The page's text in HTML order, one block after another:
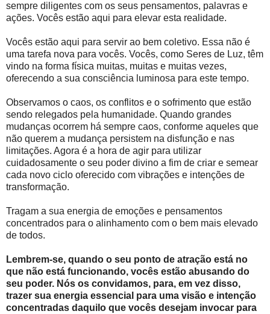
sempre diligentes com os seus pensamentos, palavras e
ações. Vocês estão aqui para elevar esta realidade.
Vocês estão aqui para servir ao bem coletivo. Essa não é
uma tarefa nova para vocês. Vocês, como Seres de Luz, têm
vindo na forma física muitas, muitas e muitas vezes,
oferecendo a sua consciência luminosa para este tempo.
Observamos o caos, os conflitos e o sofrimento que estão
sendo relegados pela humanidade. Quando grandes
mudanças ocorrem há sempre caos, conforme aqueles que
não querem a mudança persistem na disfunção e nas
limitações. Agora é a hora de agir para utilizar
cuidadosamente o seu poder divino a fim de criar e semear
cada novo ciclo oferecido com vibrações e intenções de
transformação.
Tragam a sua energia de emoções e pensamentos
concentrados para o alinhamento com o bem mais elevado
de todos.
Lembrem-se, quando o seu ponto de atração está no
que não está funcionando, vocês estão abusando do
seu poder. Nós os convidamos, para, em vez disso,
trazer sua energia essencial para uma visão e intenção
concentradas daquilo que vocês desejam invocar para